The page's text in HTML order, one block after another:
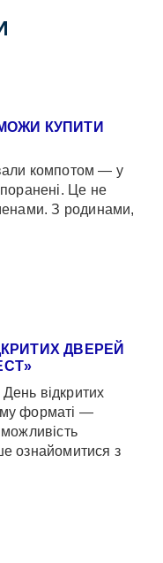
КУПИТИ
компотом — у
Це не
З родинами,
ДВЕРЕЙ
відкритих
форматі —
ознайомитися з